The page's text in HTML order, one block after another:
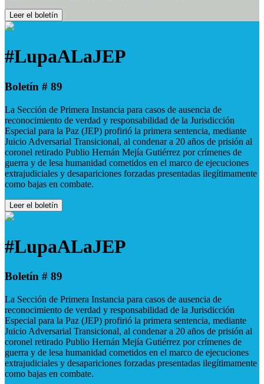
Leer el boletín
#LupaALaJEP
Boletín # 89
La Sección de Primera Instancia para casos de ausencia de
reconocimiento de verdad y responsabilidad de la Jurisdicción
Especial para la Paz (JEP) profirió la primera sentencia, mediante
Juicio Adversarial Transicional, al condenar a 20 años de prisión al
coronel retirado Publio Hernán Mejía Gutiérrez por crímenes de
guerra y de lesa humanidad cometidos en el marco de ejecuciones
extrajudiciales y desapariciones forzadas presentadas ilegítimamente
como bajas en combate.
Leer el boletín
#LupaALaJEP
Boletín # 89
La Sección de Primera Instancia para casos de ausencia de
reconocimiento de verdad y responsabilidad de la Jurisdicción
Especial para la Paz (JEP) profirió la primera sentencia, mediante
Juicio Adversarial Transicional, al condenar a 20 años de prisión al
coronel retirado Publio Hernán Mejía Gutiérrez por crímenes de
guerra y de lesa humanidad cometidos en el marco de ejecuciones
extrajudiciales y desapariciones forzadas presentadas ilegítimamente
como bajas en combate.